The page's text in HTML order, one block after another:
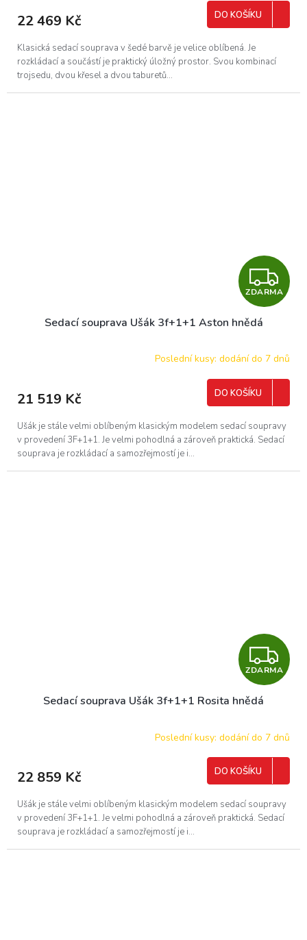
22 469 Kč DO KOŠÍKU
Klasická sedací souprava v šedé barvě je velice oblíbená. Je
rozkládací a součástí je praktický úložný prostor. Svou kombinací
trojsedu, dvou křesel a dvou taburetů...
Z
D
R
A
ZDARMA
Sedací souprava Ušák 3f+1+1 Aston hnědá
Poslední kusy: dodání do 7 dnů
21 519 Kč DO KOŠÍKU
Ušák je stále velmi oblíbeným klasickým modelem sedací soupravy
v provedení 3F+1+1. Je velmi pohodlná a zároveň praktická. Sedací
souprava je rozkládací a samozřejmostí je i...
Z
D
R
A
ZDARMA
Sedací souprava Ušák 3f+1+1 Rosita hnědá
Poslední kusy: dodání do 7 dnů
22 859 Kč DO KOŠÍKU
Ušák je stále velmi oblíbeným klasickým modelem sedací soupravy
v provedení 3F+1+1. Je velmi pohodlná a zároveň praktická. Sedací
souprava je rozkládací a samozřejmostí je i...